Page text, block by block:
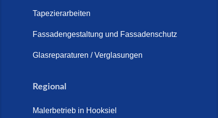
Tapezierarbeiten
Fassadengestaltung und Fassadenschutz
Glasreparaturen / Verglasungen
Regional
Malerbetrieb in Hooksiel